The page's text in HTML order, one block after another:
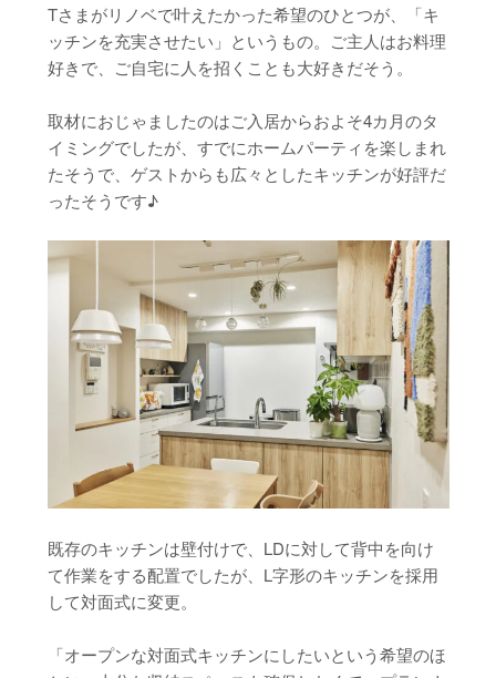
Tさまがリノベで叶えたかった希望のひとつが、「キ
ッチンを充実させたい」というもの。ご主人はお料理
好きで、ご自宅に人を招くことも大好きだそう。
取材におじゃましたのはご入居からおよそ4カ月のタ
イミングでしたが、すでにホームパーティを楽しまれ
たそうで、ゲストからも広々としたキッチンが好評だ
ったそうです♪
既存のキッチンは壁付けで、LDに対して背中を向け
て作業をする配置でしたが、L字形のキッチンを採用
して対面式に変更。
「オープンな対面式キッチンにしたいという希望のほ